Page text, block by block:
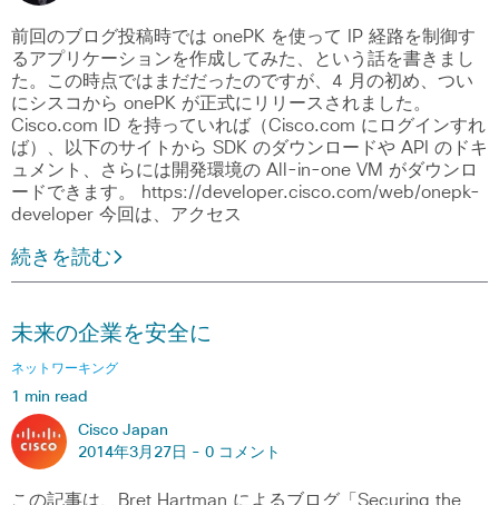
前回のブログ投稿時では onePK を使って IP 経路を制御す
るアプリケーションを作成してみた、という話を書きまし
た。この時点ではまだだったのですが、4 月の初め、つい
にシスコから onePK が正式にリリースされました。
Cisco.com ID を持っていれば（Cisco.com にログインすれ
ば）、以下のサイトから SDK のダウンロードや API のドキ
ュメント、さらには開発環境の All-in-one VM がダウンロ
ードできます。 https://developer.cisco.com/web/onepk-
developer 今回は、アクセス
続きを読む
未来の企業を安全に
ネットワーキング
1 min read
Cisco Japan
2014年3月27日 - 0 コメント
この記事は、Bret Hartman によるブログ「Securing the